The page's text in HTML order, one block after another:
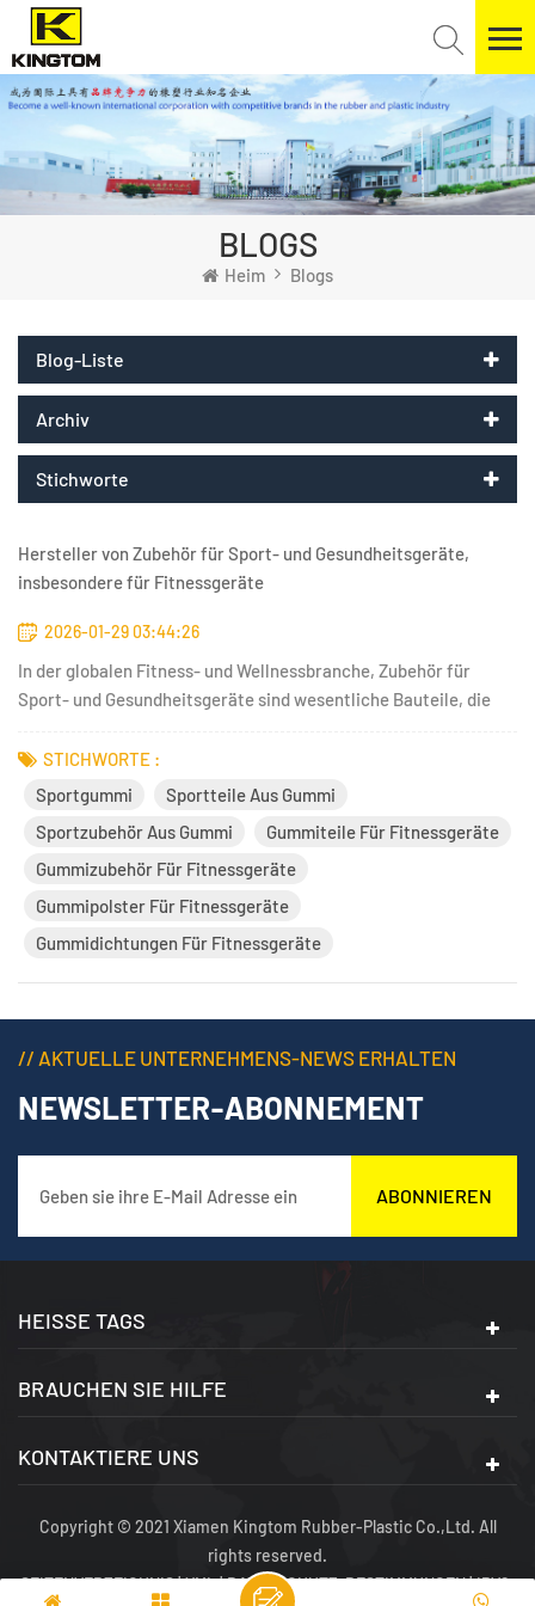
BLOGS
Heim Blogs
Blog-Liste
Archiv
Stichworte
Hersteller von Zubehör für Sport- und Gesundheitsgeräte,
insbesondere für Fitnessgeräte
2026-01-29 03:44:26
In der globalen Fitness- und Wellnessbranche, Zubehör für
Sport- und Gesundheitsgeräte sind wesentliche Bauteile, die
Benutzerfreundlichkeit auswirken. Als professioneller
Hersteller von Gummi- und Metallteilen, Kingtom bietet
STICHWORTE :
Sportgummi
Sportteile Aus Gummi
Sportzubehör Aus Gummi
Gummiteile Für Fitnessgeräte
Gummizubehör Für Fitnessgeräte
Gummipolster Für Fitnessgeräte
Gummidichtungen Für Fitnessgeräte
// AKTUELLE UNTERNEHMENS-NEWS ERHALTEN
NEWSLETTER-ABONNEMENT
ABONNIEREN
HEISSE TAGS
BRAUCHEN SIE HILFE
KONTAKTIERE UNS
Copyright © 2021 Xiamen Kingtom Rubber-Plastic Co.,Ltd. All
rights reserved.
SEITENVERZEICHNIS|XML|DATENSCHUTZ-BESTIMMUNGEN|IPV6-